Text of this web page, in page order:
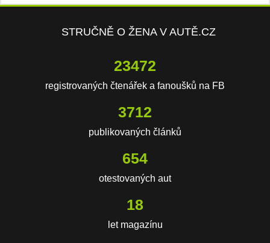
STRUČNĚ O ŽENA V AUTĚ.CZ
23472
registrovaných čtenářek a fanoušků na FB
3712
publikovaných článků
654
otestovaných aut
18
let magazínu